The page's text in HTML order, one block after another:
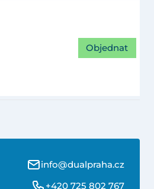
Objednat
info@dualpraha.cz
+420 725 802 767